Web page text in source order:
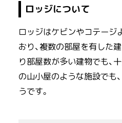
ロッジについて
ロッジはケビンやコテージ
おり、複数の部屋を有した
り部屋数が多い建物でも、
の山小屋のような施設でも
うです。